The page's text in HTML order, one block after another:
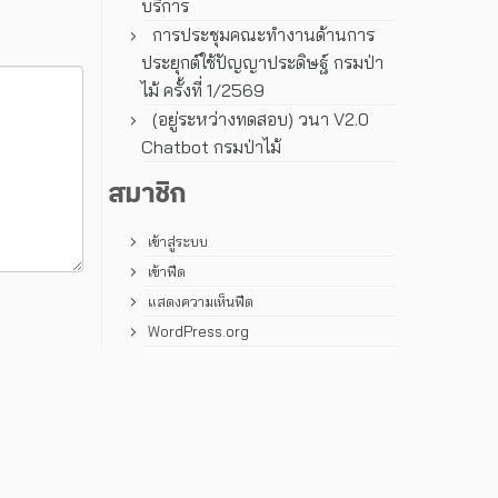
บริการ
การประชุมคณะทํางานด้านการ
ประยุกต์ใช้ปัญญาประดิษฐ์ กรมป่า
ไม้ ครั้งที่ 1/2569
(อยู่ระหว่างทดสอบ) วนา V2.0
Chatbot กรมป่าไม้
สมาชิก
เข้าสู่ระบบ
เข้าฟีด
แสดงความเห็นฟีด
WordPress.org